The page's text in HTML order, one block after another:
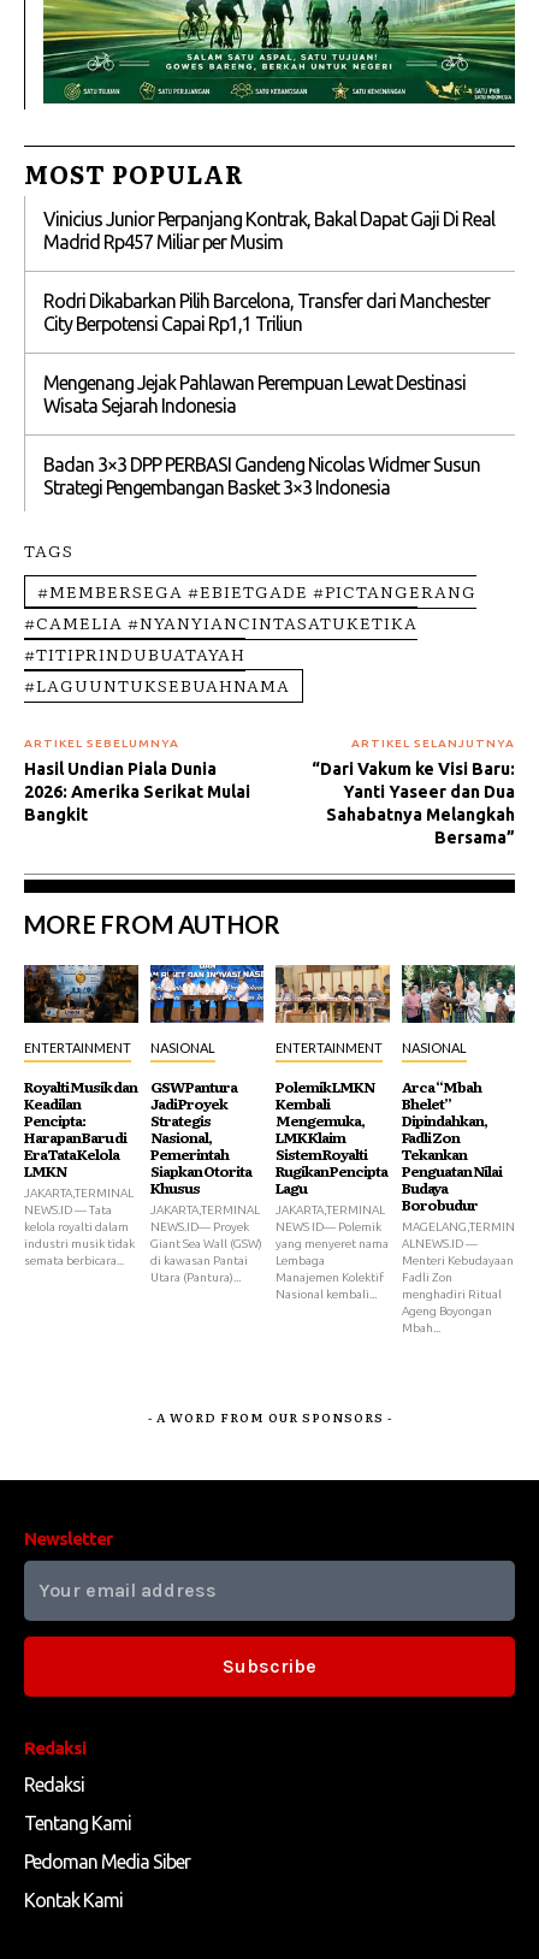
MOST POPULAR
Vinicius Junior Perpanjang Kontrak, Bakal Dapat Gaji Di Real
Madrid Rp457 Miliar per Musim
Rodri Dikabarkan Pilih Barcelona, Transfer dari Manchester
City Berpotensi Capai Rp1,1 Triliun
Mengenang Jejak Pahlawan Perempuan Lewat Destinasi
Wisata Sejarah Indonesia
Badan 3×3 DPP PERBASI Gandeng Nicolas Widmer Susun
Strategi Pengembangan Basket 3×3 Indonesia
TAGS
#MEMBERSEGA #EBIETGADE #PICTANGERANG
#CAMELIA #NYANYIANCINTASATUKETIKA
#TITIPRINDUBUATAYAH
#LAGUUNTUKSEBUAHNAMA
ARTIKEL SEBELUMNYA
Hasil Undian Piala Dunia
2026: Amerika Serikat Mulai
Bangkit
ARTIKEL SELANJUTNYA
“Dari Vakum ke Visi Baru:
Yanti Yaseer dan Dua
Sahabatnya Melangkah
Bersama”
MORE FROM AUTHOR
ENTERTAINMENT
Royalti Musik dan
Keadilan
Pencipta:
Harapan Baru di
Era Tata Kelola
LMKN
JAKARTA,TERMINAL
NEWS.ID — Tata
kelola royalti dalam
industri musik tidak
semata berbicara...
NASIONAL
GSW Pantura
Jadi Proyek
Strategis
Nasional,
Pemerintah
Siapkan Otorita
Khusus
JAKARTA,TERMINAL
NEWS.ID— Proyek
Giant Sea Wall (GSW)
di kawasan Pantai
Utara (Pantura)...
ENTERTAINMENT
Polemik LMKN
Kembali
Mengemuka,
LMK Klaim
Sistem Royalti
Rugikan Pencipta
Lagu
JAKARTA,TERMINAL
NEWS ID— Polemik
yang menyeret nama
Lembaga
Manajemen Kolektif
Nasional kembali...
NASIONAL
Arca “Mbah
Bhelet”
Dipindahkan,
Fadli Zon
Tekankan
Penguatan Nilai
Budaya
Borobudur
MAGELANG,TERMIN
ALNEWS.ID —
Menteri Kebudayaan
Fadli Zon
menghadiri Ritual
Ageng Boyongan
Mbah...
- A WORD FROM OUR SPONSORS -
Redaksi
Redaksi
Tentang Kami
Pedoman Media Siber
Kontak Kami
Newsletter
Subscribe